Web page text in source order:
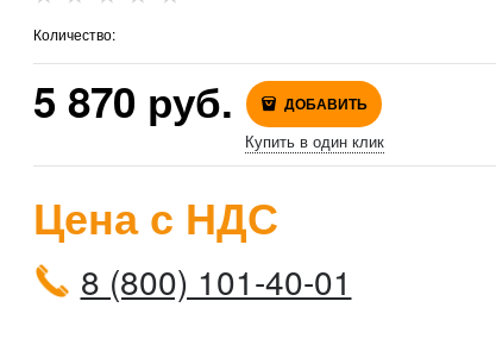
Количество:
5 870 руб. ДОБАВИТЬ
Купить в один клик
Цена с НДС
8 (800) 101-40-01